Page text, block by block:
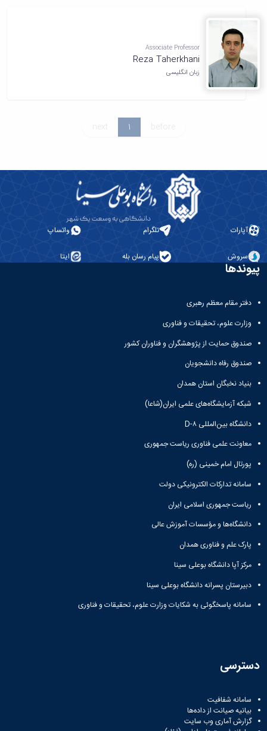
Associate Professor
Reza Taherkhani
زبان انگلیسی
before
1
next
آپارات تلگرام واتساپ
سروش پیام رسان بله ایتا
پیوندها
دفتر مقام معظم رهبری
وزارت علوم، تحقیقات و فناوری
صندوق حمایت از پژوهشگران و فناوران کشور
صندوق رفاه دانشجویان
بنیاد نخبگان استان همدان
شبکه آزمایشگاه‌های علمی ایران(شاعا)
دانشگاه بین‌المللی D-۸
معاونت علمی فناوری ریاست جمهوری
پورتال امام خمینی (ره)
سامانه تدارکات الکترونیکی دولت
ریاست جمهوری اسلامی ایران
دانشگاه‌ها و مؤسسات آموزش عالی
پارک علم و فناوری همدان
مرکز آپا دانشگاه بوعلی سینا
دبیرستان پسرانه دانشگاه بوعلی سینا
سامانه پاسخگوئی به شکایات وزارت علوم، تحقیقات و فناوری
دسترسی
سامانه شفافیت
بیانیه صیانت از داده‌ها
گزارش آماری وب‌ سایت